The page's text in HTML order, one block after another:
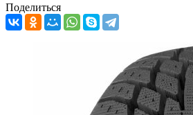
Поделиться